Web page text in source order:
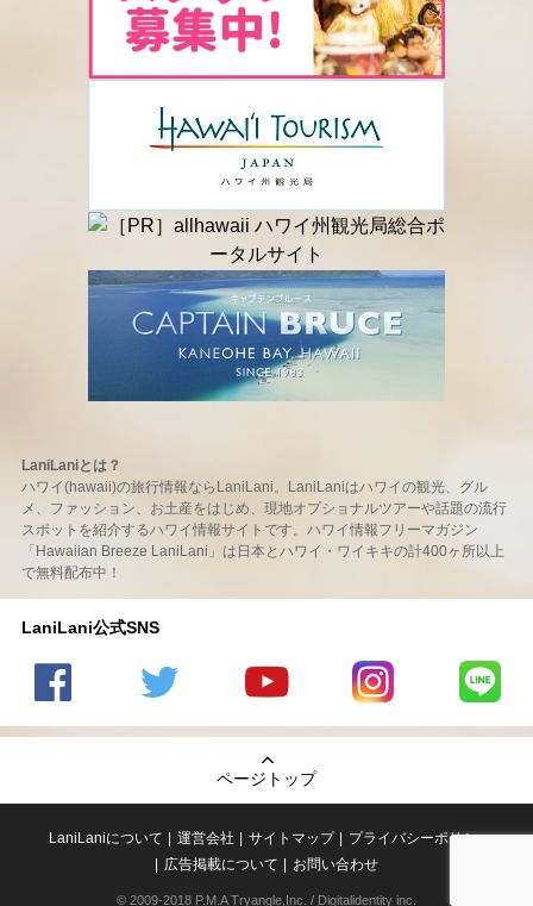
LaniLaniとは？
ハワイ(hawaii)の旅行情報ならLaniLani。LaniLaniはハワイの観光、グル
メ、ファッション、お土産をはじめ、現地オプショナルツアーや話題の流行
スポットを紹介するハワイ情報サイトです。ハワイ情報フリーマガジン
「Hawaiian Breeze LaniLani」は日本とハワイ・ワイキキの計400ヶ所以上
で無料配布中！
LaniLani公式SNS
の
のtwitter
の
Youtube
チャンネ
LaniLani
LaniLani
ページトップ
LaniLaniについて 運営会社 サイトマップ
プライバシーポリシー
広告掲載について
お問い合わせ
© 2009-2018 P.M.A Tryangle,Inc. / Digitalidentity inc.